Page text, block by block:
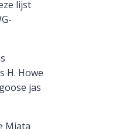
lijst
H. Howe
jas
Miata